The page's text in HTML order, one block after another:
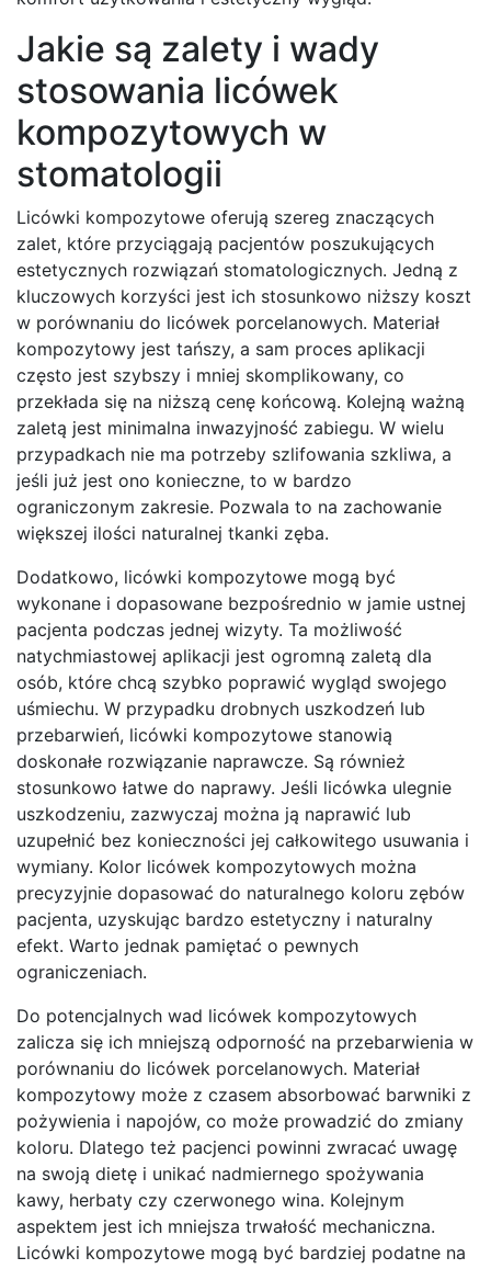
Jakie są zalety i wady
stosowania licówek
kompozytowych w
stomatologii
Licówki kompozytowe oferują szereg znaczących
zalet, które przyciągają pacjentów poszukujących
estetycznych rozwiązań stomatologicznych. Jedną z
kluczowych korzyści jest ich stosunkowo niższy koszt
w porównaniu do licówek porcelanowych. Materiał
kompozytowy jest tańszy, a sam proces aplikacji
często jest szybszy i mniej skomplikowany, co
przekłada się na niższą cenę końcową. Kolejną ważną
zaletą jest minimalna inwazyjność zabiegu. W wielu
przypadkach nie ma potrzeby szlifowania szkliwa, a
jeśli już jest ono konieczne, to w bardzo
ograniczonym zakresie. Pozwala to na zachowanie
większej ilości naturalnej tkanki zęba.
Dodatkowo, licówki kompozytowe mogą być
wykonane i dopasowane bezpośrednio w jamie ustnej
pacjenta podczas jednej wizyty. Ta możliwość
natychmiastowej aplikacji jest ogromną zaletą dla
osób, które chcą szybko poprawić wygląd swojego
uśmiechu. W przypadku drobnych uszkodzeń lub
przebarwień, licówki kompozytowe stanowią
doskonałe rozwiązanie naprawcze. Są również
stosunkowo łatwe do naprawy. Jeśli licówka ulegnie
uszkodzeniu, zazwyczaj można ją naprawić lub
uzupełnić bez konieczności jej całkowitego usuwania i
wymiany. Kolor licówek kompozytowych można
precyzyjnie dopasować do naturalnego koloru zębów
pacjenta, uzyskując bardzo estetyczny i naturalny
efekt. Warto jednak pamiętać o pewnych
ograniczeniach.
Do potencjalnych wad licówek kompozytowych
zalicza się ich mniejszą odporność na przebarwienia w
porównaniu do licówek porcelanowych. Materiał
kompozytowy może z czasem absorbować barwniki z
pożywienia i napojów, co może prowadzić do zmiany
koloru. Dlatego też pacjenci powinni zwracać uwagę
na swoją dietę i unikać nadmiernego spożywania
kawy, herbaty czy czerwonego wina. Kolejnym
aspektem jest ich mniejsza trwałość mechaniczna.
Licówki kompozytowe mogą być bardziej podatne na